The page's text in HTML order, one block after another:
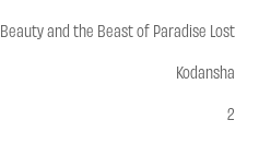
Beauty and the Beast of Paradise Lost
Kodansha
2